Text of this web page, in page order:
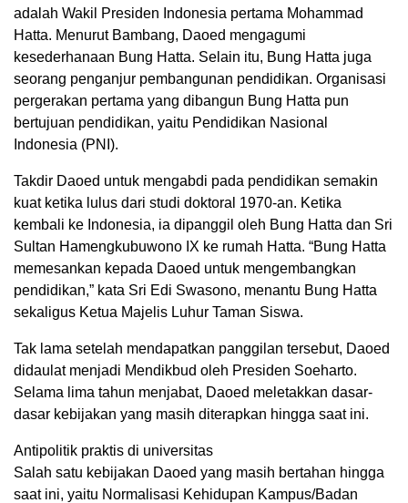
adalah Wakil Presiden Indonesia pertama Mohammad
Hatta. Menurut Bambang, Daoed mengagumi
kesederhanaan Bung Hatta. Selain itu, Bung Hatta juga
seorang penganjur pembangunan pendidikan. Organisasi
pergerakan pertama yang dibangun Bung Hatta pun
bertujuan pendidikan, yaitu Pendidikan Nasional
Indonesia (PNI).
Takdir Daoed untuk mengabdi pada pendidikan semakin
kuat ketika lulus dari studi doktoral 1970-an. Ketika
kembali ke Indonesia, ia dipanggil oleh Bung Hatta dan Sri
Sultan Hamengkubuwono IX ke rumah Hatta. “Bung Hatta
memesankan kepada Daoed untuk mengembangkan
pendidikan,” kata Sri Edi Swasono, menantu Bung Hatta
sekaligus Ketua Majelis Luhur Taman Siswa.
Tak lama setelah mendapatkan panggilan tersebut, Daoed
didaulat menjadi Mendikbud oleh Presiden Soeharto.
Selama lima tahun menjabat, Daoed meletakkan dasar-
dasar kebijakan yang masih diterapkan hingga saat ini.
Antipolitik praktis di universitas
Salah satu kebijakan Daoed yang masih bertahan hingga
saat ini, yaitu Normalisasi Kehidupan Kampus/Badan